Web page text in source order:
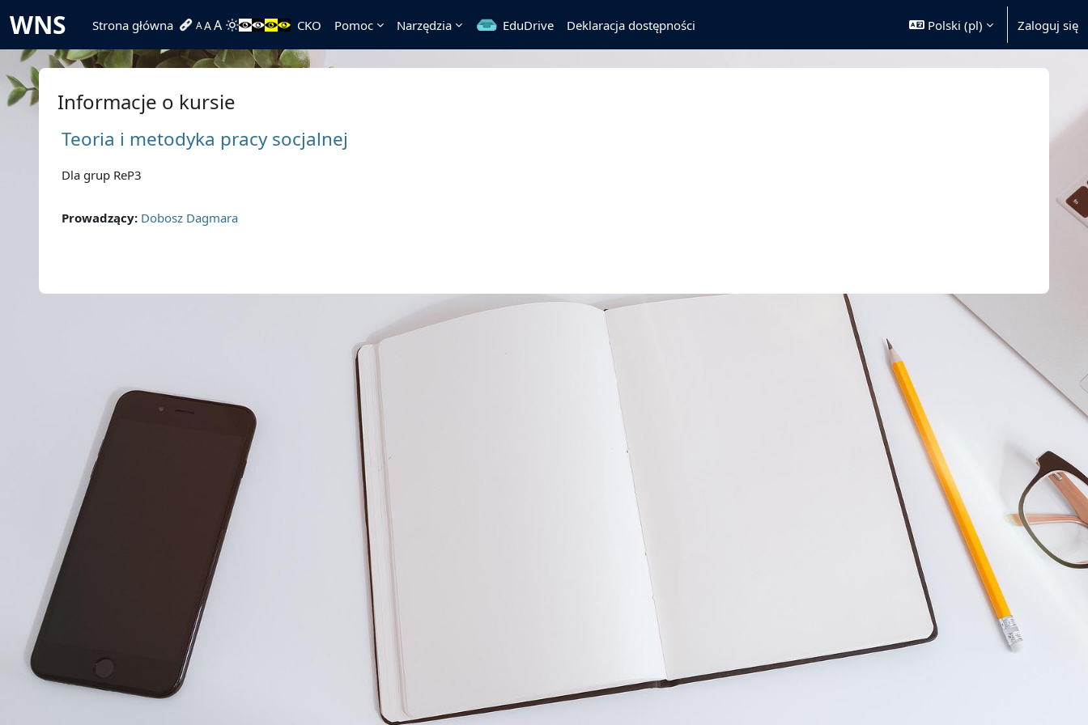
WNS Strona główna AAA CKO Pomoc Narzędzia EduDrive Deklaracja dostępności Polski ‎(pl)‎ Zaloguj się
Informacje o kursie
Teoria i metodyka pracy socjalnej
Dla grup ReP3
Prowadzący: Dobosz Dagmara